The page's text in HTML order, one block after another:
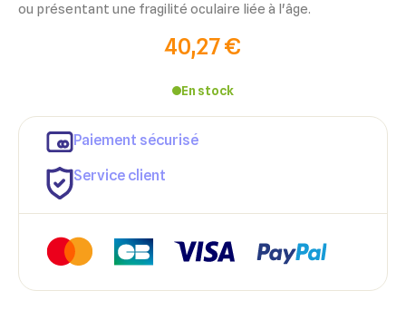
ou présentant une fragilité oculaire liée à l'âge.
40,27 €
En stock
Paiement sécurisé
Service client